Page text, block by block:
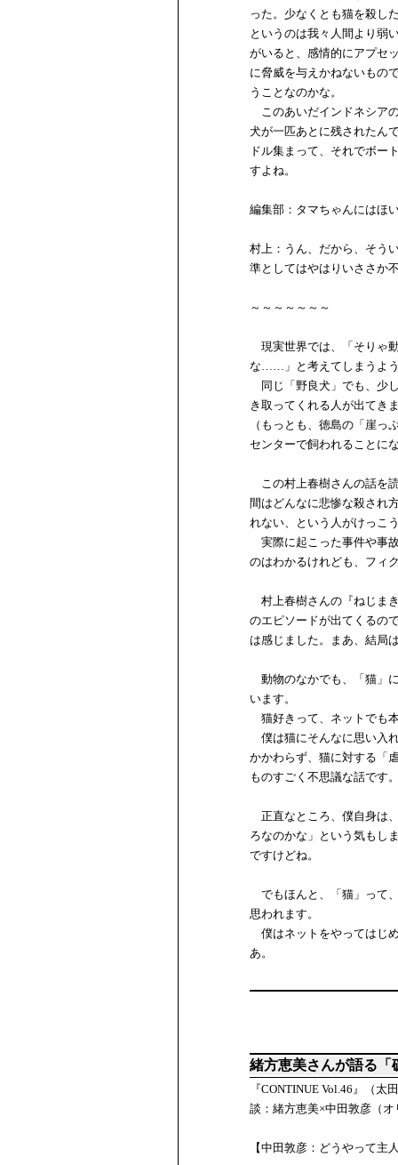
った。少なくとも猫を殺し
というのは我々人間より弱
がいると、感情的にアプセ
に脅威を与えかねないもの
うことなのかな。
このあいだインドネシア
犬が一匹あとに残されたん
ドル集まって、それでボー
すよね。
編集部：タマちゃんにはほ
村上：うん、だから、そう
準としてはやはりいささか
～～～～～～～
現実世界では、「そりゃ
な……」と考えてしまうよ
同じ「野良犬」でも、少
き取ってくれる人が出てき
（もっとも、徳島の「崖
センターで飼われることに
この村上春樹さんの話を
間はどんなに悲惨な殺され
れない、という人がけっこ
実際に起こった事件や事
のはわかるけれども、フィ
村上春樹さんの『ねじま
のエピソードが出てくるの
は感じました。まあ、結局
動物のなかでも、「猫」
います。
猫好きって、ネットでも
僕は猫にそんなに思い入
かかわらず、猫に対する「
ものすごく不思議な話です
正直なところ、僕自身は
ろなのかな」という気もし
ですけどね。
でもほんと、「猫」って
思われます。
僕はネットをやってはじ
あ。
緒方恵美さんが語る「
『CONTINUE Vol.46』（
談：緒方恵美×中田敦彦（
【中田敦彦：どうやって主